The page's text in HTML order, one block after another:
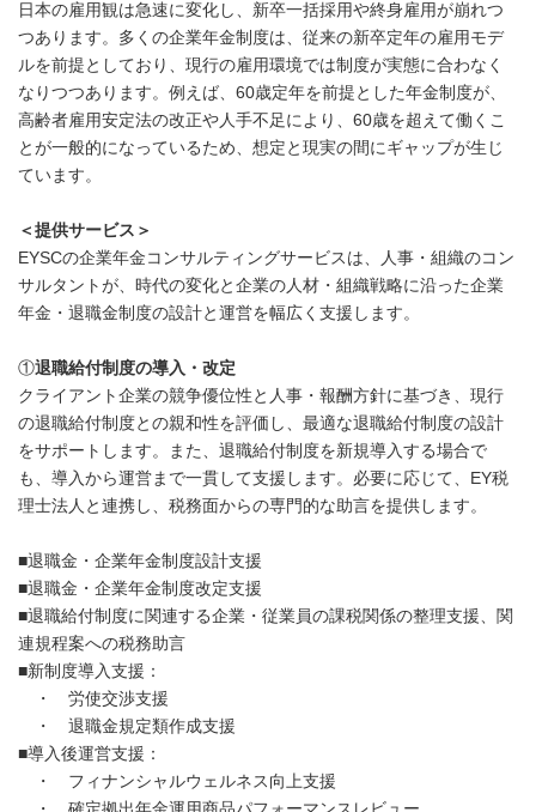
日本の雇用観は急速に変化し、新卒一括採用や終身雇用が崩れつ
つあります。多くの企業年金制度は、従来の新卒定年の雇用モデ
ルを前提としており、現行の雇用環境では制度が実態に合わなく
なりつつあります。例えば、60歳定年を前提とした年金制度が、
高齢者雇用安定法の改正や人手不足により、60歳を超えて働くこ
とが一般的になっているため、想定と現実の間にギャップが生じ
ています。
＜提供サービス＞
EYSCの企業年金コンサルティングサービスは、人事・組織のコン
サルタントが、時代の変化と企業の人材・組織戦略に沿った企業
年金・退職金制度の設計と運営を幅広く支援します。
①退職給付制度の導入・改定
クライアント企業の競争優位性と人事・報酬方針に基づき、現行
の退職給付制度との親和性を評価し、最適な退職給付制度の設計
をサポートします。また、退職給付制度を新規導入する場合で
も、導入から運営まで一貫して支援します。必要に応じて、EY税
理士法人と連携し、税務面からの専門的な助言を提供します。
■退職金・企業年金制度設計支援
■退職金・企業年金制度改定支援
■退職給付制度に関連する企業・従業員の課税関係の整理支援、関
連規程案への税務助言
■新制度導入支援：
・ 労使交渉支援
・ 退職金規定類作成支援
■導入後運営支援：
・ フィナンシャルウェルネス向上支援